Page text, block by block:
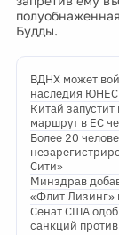
Будды.
ВДНХ может
наследия
Китай
маршрут в ЕС
Более 20
Сити»
Минздрав
«Флит Лизинг»
Сенат США
санкций